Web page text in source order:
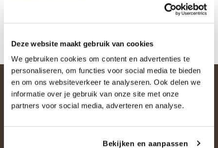
Deze website maakt gebruik van cookies
We gebruiken cookies om content en advertenties te
personaliseren, om functies voor social media te bieden
en om ons websiteverkeer te analyseren. Ook delen we
informatie over je gebruik van onze site met onze
partners voor social media, adverteren en analyse.
Bekijken en aanpassen